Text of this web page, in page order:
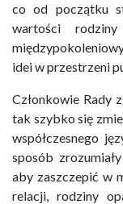
co od początku
wartości
idei w przestrzeni
Członkowie Rady
tak szybko się
współczesnego
sposób
aby zaszczepić w
relacji, rodziny